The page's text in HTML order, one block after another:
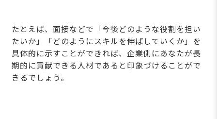
たとえば、面接などで「今後どのような役割を担い
たいか」「どのようにスキルを伸ばしていくか」を
具体的に示すことができれば、企業側にあなたが長
期的に貢献できる人材であると印象づけることがで
きるでしょう。